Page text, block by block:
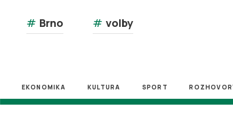
# Brno # volby
EKONOMIKA KULTURA SPORT